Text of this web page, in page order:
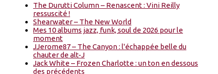
The Durutti Column – Renascent : Vini Reilly
ressuscité !
Shearwater – The New World
Mes 10 albums jazz, funk, soul de 2026 pour le
moment
JJerome87 – The Canyon : l'échappée belle du
chauter de alt-J
Jack White – Frozen Charlotte : un ton en dessous
des précédents